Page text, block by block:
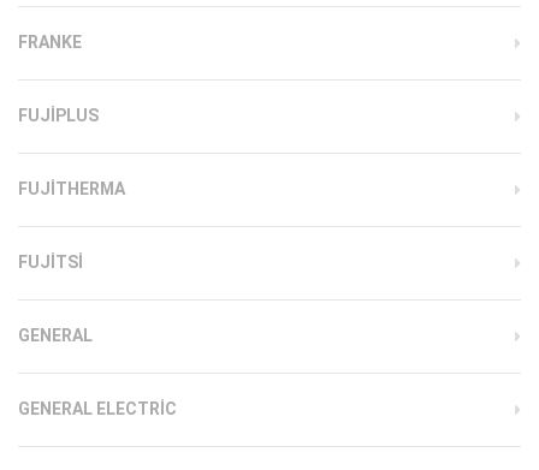
FRANKE
FUJIPLUS
FUJITHERMA
FUJITSI
GENERAL
GENERAL ELECTRIC